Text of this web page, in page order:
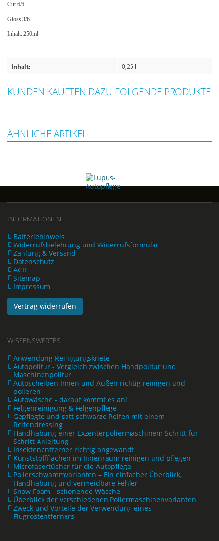
Cut 6/6
Gloss 3/6
Inhalt: 250ml
Inhalt: 0,25 l
KUNDEN KAUFTEN DAZU FOLGENDE PRODUKTE
ÄHNLICHE ARTIKEL
INFORMATIONEN
Batteriehinweis
Widerrufsbelehrung und Widerrufsformular
Zahlung & Versand
Datenschutz
AGB
Sitemap
Impressum
Vertrag widerrufen
WISSENSWERTES
Anwendung Reinigungsknete
Autopolitur - Vergleich zwischen Handpolitur und
Maschinenpolitur
Autoscheiben Innen und Außen richtig reinigen und
polieren
Autowäsche - darauf kommt es an!
Felgenreinigung & Felgenpflege
Gepflegte und satt schwarze Reifen mit einem
Reifendressing
Handhabung einer Exzenterpoliermaschinem Schritt für
Schritt Anleitung
Insektenentferner richtig angewandt
Kunststoffflächen im Innenraum reinigen und pflegen
Microfasertücher für die Autopflege
Polierschwammvarianten – Ein einfacher Überblick,
Handhabung und vermeidbare Fehler
Snow Foam - schonende Wäsche
Überblick der verschiedenen Poliermaschinenvarianten
Zweck und Vorteile der Verwendung eines
Flugrostentferners